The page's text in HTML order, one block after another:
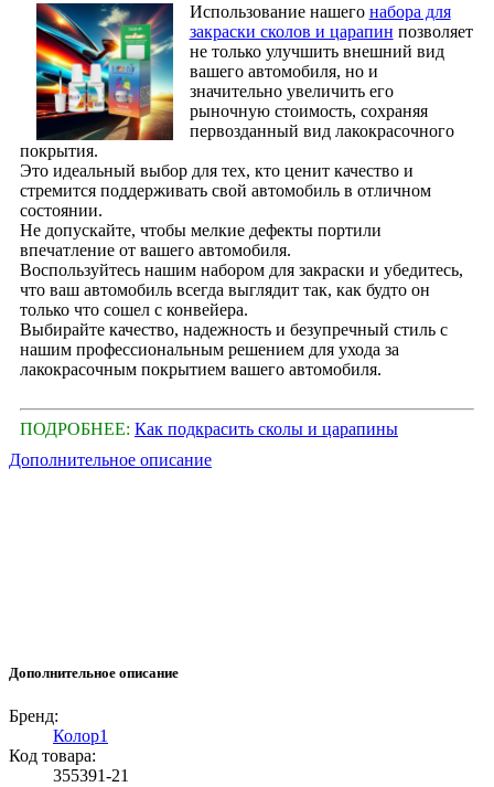
Использование нашего набора для
закраски сколов и царапин позволяет
не только улучшить внешний вид
вашего автомобиля, но и
значительно увеличить его
рыночную стоимость, сохраняя
первозданный вид лакокрасочного
покрытия.
Это идеальный выбор для тех, кто ценит качество и
стремится поддерживать свой автомобиль в отличном
состоянии.
Не допускайте, чтобы мелкие дефекты портили
впечатление от вашего автомобиля.
Воспользуйтесь нашим набором для закраски и убедитесь,
что ваш автомобиль всегда выглядит так, как будто он
только что сошел с конвейера.
Выбирайте качество, надежность и безупречный стиль с
нашим профессиональным решением для ухода за
лакокрасочным покрытием вашего автомобиля.
ПОДРОБНЕЕ: Как подкрасить сколы и царапины
Дополнительное описание
Дополнительное описание
Бренд:
Колор1
Код товара:
355391-21